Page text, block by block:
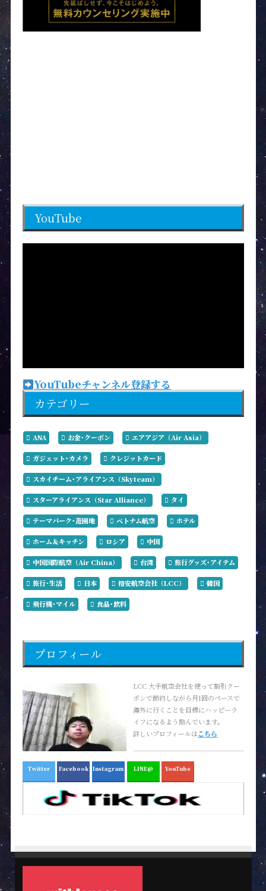
YouTube
YouTubeチャンネル登録する
カテゴリー
ANA お金･クーポン エアアジア（Air Asia）
ガジェット･カメラ クレジットカード
スカイチーム･アライアンス（Skyteam）
スターアライアンス（Star Alliance） タイ
テーマパーク･遊園地 ベトナム航空 ホテル
ホーム＆キッチン ロシア 中国
中国国際航空（Air China） 台湾 旅行グッズ･アイテム
旅行･生活 日本 格安航空会社（LCC） 韓国
飛行機･マイル 食品･飲料
プロフィール
LCC 大手航空会社を使って割引クー
ポンで節約しながら月1回のペースで
海外に行くことを目標にハッピーラ
イフになるよう励んでいます。
詳しいプロフィールはこちら
Twitter Facebook Instagram LINE@ YouTube